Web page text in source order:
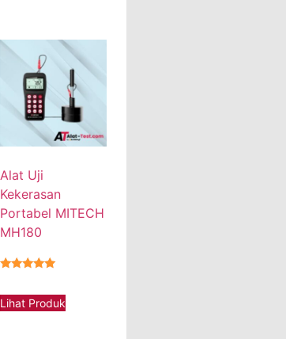
Alat Uji
Kekerasan
Portabel MITECH
MH180
Lihat Produk